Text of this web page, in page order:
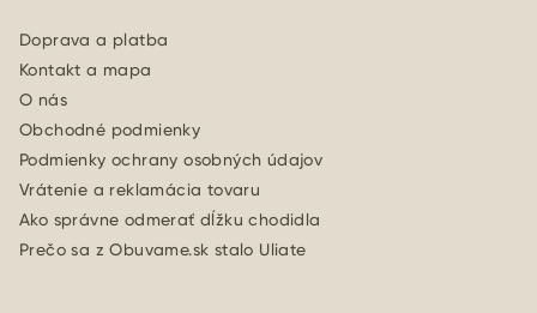
Doprava a platba
Kontakt a mapa
O nás
Obchodné podmienky
Podmienky ochrany osobných údajov
Vrátenie a reklamácia tovaru
Ako správne odmerať dĺžku chodidla
Prečo sa z Obuvame.sk stalo Uliate